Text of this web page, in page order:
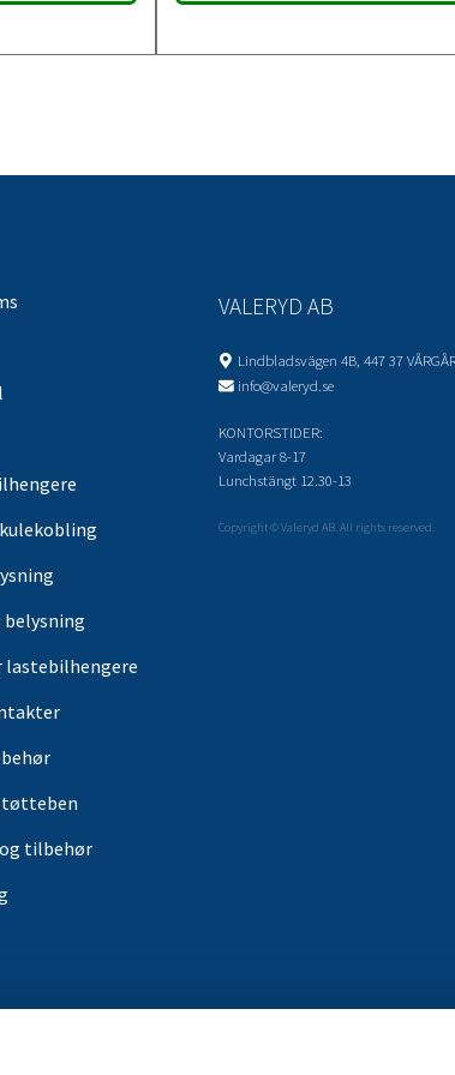
belysning
lastebilhengere
tilbehør
VALERYD AB
Lindbladsvägen 4B, 447 37
info@valeryd.se
KONTORSTIDER:
Vardagar 8-17
Lunchstängt 12.30-13
Copyright © Valeryd AB. All rights reserved.